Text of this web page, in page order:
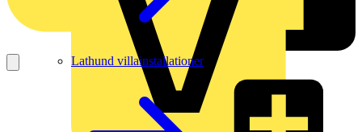
Lathund villainstallationer